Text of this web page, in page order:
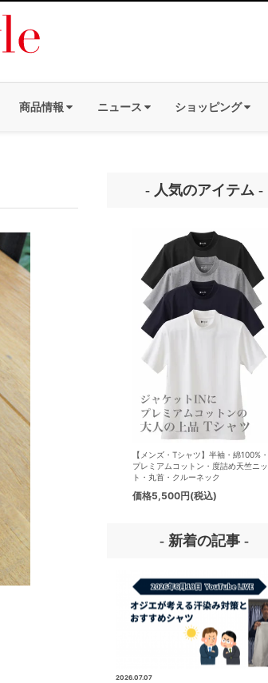
商品情報 ニュース ショッピング
- 人気のアイテム -
ャツ・ワイシャツ・
ィット・クールマッ
安定・オックスフォ
ラー・ボタンダウ
一ボタン無し
込)
【メンズ・Tシャツ】半袖・綿100%・
プレミアムコットン・度詰め天竺ニッ
ト・丸首・クルーネック
価格5,500円(税込)
- 新着の記事 -
2026.07.07